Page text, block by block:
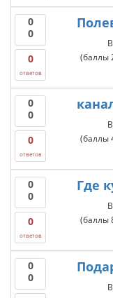
0
0
0
ответов
(баллы
0
0
0
ответов
(баллы
0
0
0
ответов
Где
(баллы
0
0